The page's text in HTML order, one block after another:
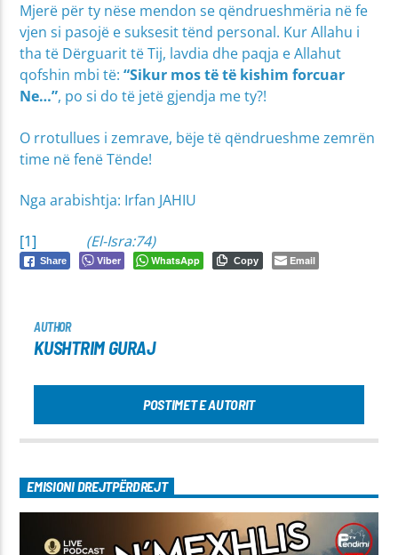
Mjerë për ty nëse mendon se qëndrueshmëria në fe
vjen si pasojë e suksesit tënd personal. Kur Allahu i
tha të Dërguarit të Tij, lavdia dhe paqja e Allahut
qofshin mbi të:“Sikur mos të të kishim forcuar
Ne…”, po si do të jetë gjendja me ty?!
O rrotullues i zemrave, bëje të qëndrueshme zemrën
time në fenë Tënde!
Nga arabishtja: Irfan JAHIU
[1] (El-Isra:74)
Share Viber WhatsApp Copy Email
AUTHOR
KUSHTRIM GURAJ
POSTIMET E AUTORIT
EMISIONI DREJTPËRDREJT